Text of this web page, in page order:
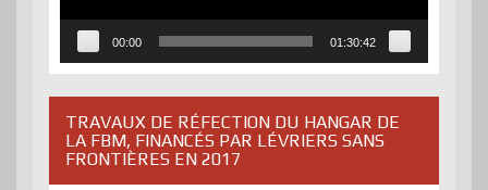
00:00 01:30:42
TRAVAUX DE RÉFECTION DU HANGAR DE
LA FBM, FINANCÉS PAR LÉVRIERS SANS
FRONTIÈRES EN 2017